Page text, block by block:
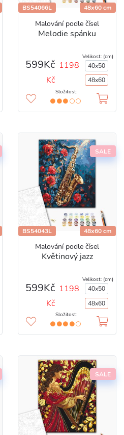
BS54066L 48x60 cm
Malování podle čísel
Melodie spánku
599Kč 1198
Kč
Velikost: (cm)
40x50
48x60
Složitost:
SALE
BS54043L 48x60 cm
Malování podle čísel
Květinový jazz
599Kč 1198
Kč
Velikost: (cm)
40x50
48x60
Složitost:
SALE